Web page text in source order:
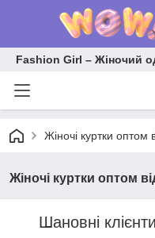
Fashion Girl – Жіночий
Жіночі куртки оптом
Жіночі куртки оптом
Шановні